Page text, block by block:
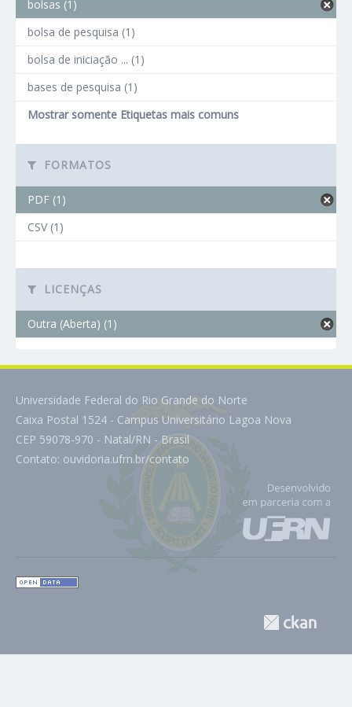
bolsas (1)
bolsa de pesquisa (1)
bolsa de iniciação ... (1)
bases de pesquisa (1)
Mostrar somente Etiquetas mais comuns
FORMATOS
PDF (1)
CSV (1)
LICENÇAS
Outra (Aberta) (1)
Universidade Federal do Rio Grande do Norte
Caixa Postal 1524 - Campus Universitário Lagoa Nova
CEP 59078-970 - Natal/RN - Brasil
Contato: ouvidoria.ufrn.br/contato